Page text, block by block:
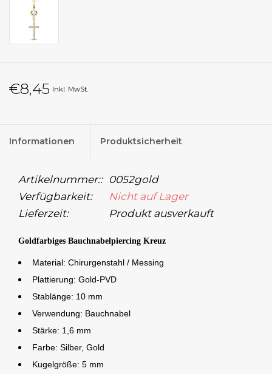
€8,45 Inkl. MwSt.
Informationen Produktsicherheit
Artikelnummer:: 0052gold
Verfügbarkeit:
Nicht auf Lager
Lieferzeit:
Produkt ausverkauft
Goldfarbiges Bauchnabelpiercing Kreuz
Material: Chirurgenstahl / Messing
Plattierung: Gold-PVD
Stablänge: 10 mm
Verwendung: Bauchnabel
Stärke: 1,6 mm
Farbe: Silber, Gold
Kugelgröße: 5 mm